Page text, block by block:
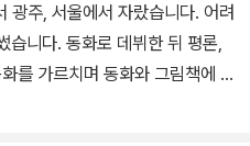
주, 서울에서 자랐습니다. 어려
습니다. 동화로 데뷔한 뒤 평론,
를 가르치며 동화와 그림책에 관